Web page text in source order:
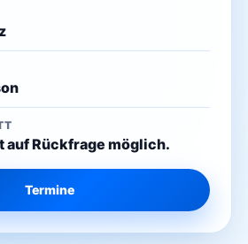
auf Rückfrage möglich.
Termine